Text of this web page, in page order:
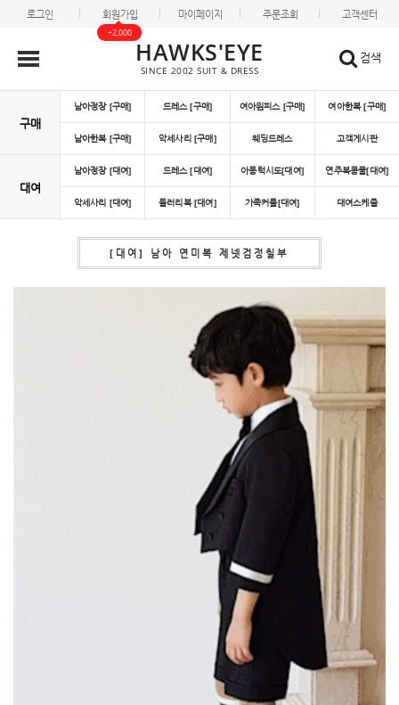
로그인 회원가입
+2,000
마이페이지 주문조회 고객센터
HAWKS'EYE
SINCE 2002 SUIT & DRESS
검색
구매
남아정장 [구매] 드레스 [구매] 여아원피스 [구매] 여아한복 [구매]
남아한복 [구매] 악세사리 [구매] 웨딩드레스 고객게시판
대여
남아정장 [대여] 드레스 [대여] 아동턱시도[대여] 연주복콩쿨[대여]
악세사리 [대여] 들러리복 [대여] 가족커플[대여] 대여스케쥴
[대여] 남아 연미복 제넷검정칠부